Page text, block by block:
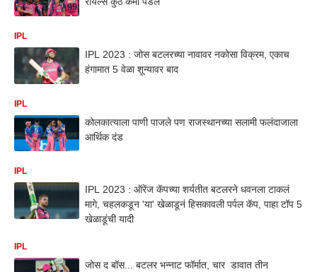
IPL
IPL 2023 : जोस बटलरच्या नावावर नकोसा विक्रम, एकाच
हंगामात 5 वेळा शून्यावर बाद
IPL
कोलकात्याला पाणी पाजले पण राजस्थानच्या सलामी फलंदाजाला
आर्थिक दंड
IPL
IPL 2023 : ऑरेंज कॅपच्या शर्यतीत बटलरने धवनला टाकलं
मागे, चहलकडून 'या' खेळाडूनं हिसकावली पर्पल कॅप, पाहा टॉप 5
खेळाडूंची यादी
IPL
जोस द बॉस... बटलर भन्नाट फॉर्मात, चार डावात तीन